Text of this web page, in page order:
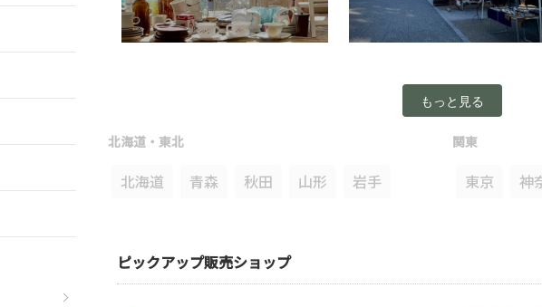
もっと見る
北海道・東北
北海道 青森 秋田 山形
岩手
関東
東京
神
中部 関西
ピックアップ販売ショップ